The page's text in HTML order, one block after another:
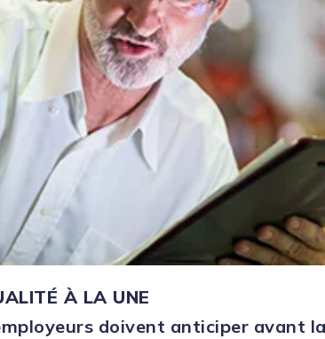
À LA UNE
doivent anticiper avant